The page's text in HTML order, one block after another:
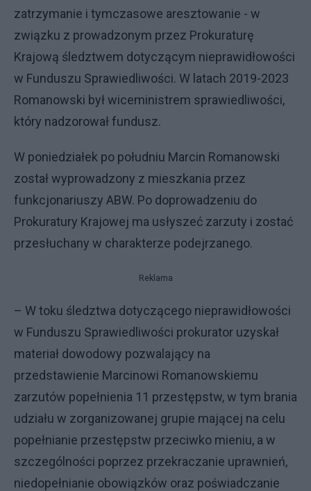
zatrzymanie i tymczasowe aresztowanie - w
związku z prowadzonym przez Prokuraturę
Krajową śledztwem dotyczącym nieprawidłowości
w Funduszu Sprawiedliwości. W latach 2019-2023
Romanowski był wiceministrem sprawiedliwości,
który nadzorował fundusz.
W poniedziałek po południu Marcin Romanowski
został wyprowadzony z mieszkania przez
funkcjonariuszy ABW. Po doprowadzeniu do
Prokuratury Krajowej ma usłyszeć zarzuty i zostać
przesłuchany w charakterze podejrzanego.
Reklama
– W toku śledztwa dotyczącego nieprawidłowości
w Funduszu Sprawiedliwości prokurator uzyskał
materiał dowodowy pozwalający na
przedstawienie Marcinowi Romanowskiemu
zarzutów popełnienia 11 przestępstw, w tym brania
udziału w zorganizowanej grupie mającej na celu
popełnianie przestępstw przeciwko mieniu, a w
szczególności poprzez przekraczanie uprawnień,
niedopełnianie obowiązków oraz poświadczanie